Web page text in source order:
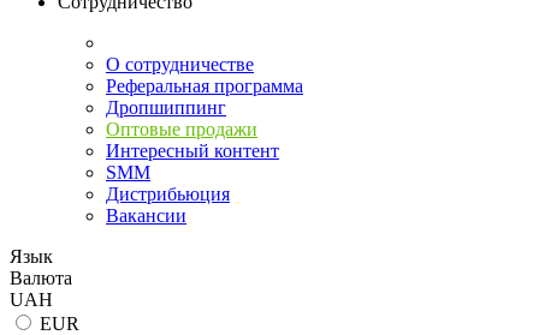
О сотрудничестве
Реферальная программа
Дропшиппинг
Оптовые продажи
Интересный контент
SMM
Дистрибьюция
Вакансии
Язык
Валюта
UAH
EUR